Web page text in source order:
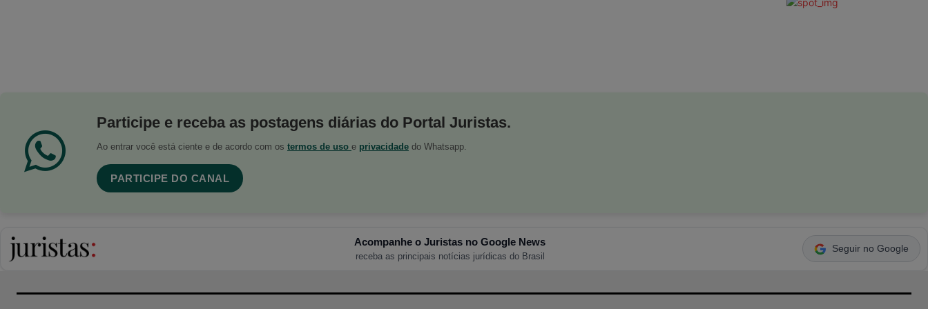
Participe e receba as postagens diárias do Portal Juristas.
Ao entrar você está ciente e de acordo com os termos de uso e privacidade do Whatsapp.
PARTICIPE DO CANAL
Acompanhe o Juristas no Google News
receba as principais notícias jurídicas do Brasil
Seguir no Google